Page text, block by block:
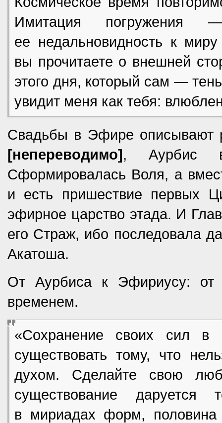
Имитация погружения
ее недальновидность к
вы прочитаете о внешней
этого дня, который сам —
увидит меня как тебя:
Свадьбы в Эфире описывают
[непереводимо], Аурбис
Сформировалась Воля, а
и есть пришествие первых
эфирное царство этада. И
его Страж, ибо последовала
Акатоша.
От Аурбиса к Эфириусу: от
временем.
«Сохранение своих сил в
существовать тому, что
духом. Сделайте свою
существование даруется
в мириадах форм,